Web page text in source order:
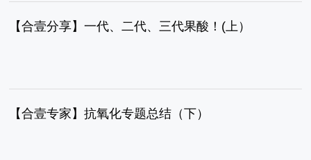
【合壹分享】一代、二代、三代果酸！(上）
【合壹专家】抗氧化专题总结（下）